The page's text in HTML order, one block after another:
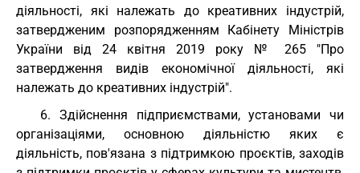
діяльності, які належать до креативних індустрій,
затвердженим розпорядженням Кабінету Міністрів
України від 24 квітня 2019 року № 265 "Про
затвердження видів економічної діяльності, які
належать до креативних індустрій".
6. Здійснення підприємствами, установами чи
організаціями, основною діяльністю яких є
діяльність, пов'язана з підтримкою проєктів, заходів